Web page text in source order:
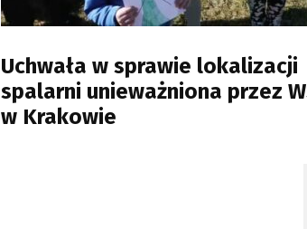
Uchwała w sprawie lokalizacji
spalarni unieważniona przez
w Krakowie